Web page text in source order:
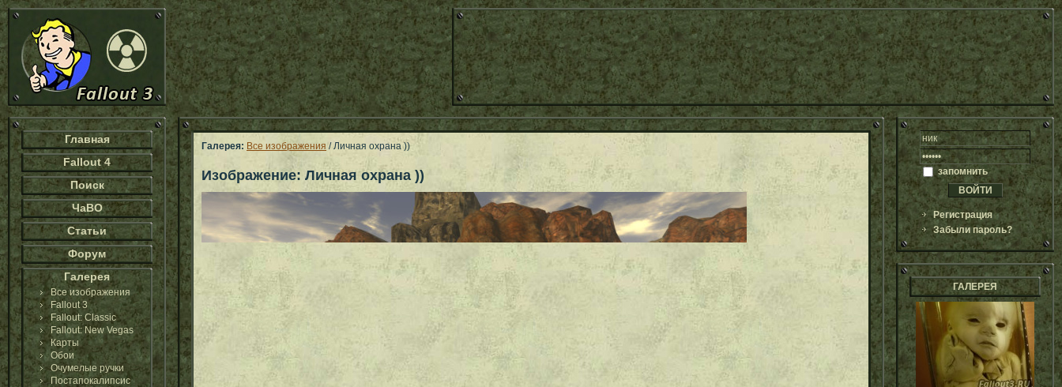
Главная
Fallout 4
Поиск
ЧаВО
Статьи
Форум
Галерея
Все изображения
Fallout 3
Fallout: Classic
Fallout: New Vegas
Карты
Обои
Очумелые ручки
Постапокалипсис
Галерея: Все изображения / Личная охрана ))
Изображение: Личная охрана )) запомнить
Регистрация
Забыли пароль?
ГАЛЕРЕЯ